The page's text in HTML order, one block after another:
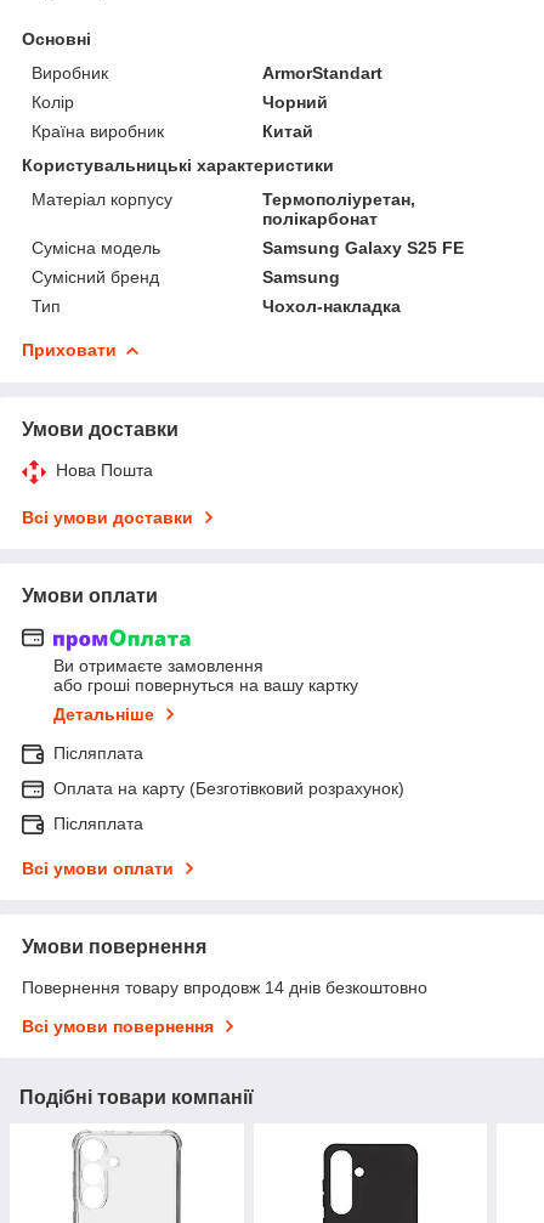
Основні
Виробник
ArmorStandart
Колір
Чорний
Країна виробник
Китай
Користувальницькі характеристики
Матеріал корпусу
Термополіуретан,
полікарбонат
Сумісна модель
Samsung Galaxy S25 FE
Сумісний бренд
Samsung
Тип
Чохол-накладка
Приховати
Умови доставки
Нова Пошта
Всі умови доставки
Умови оплати
Ви отримаєте замовлення
або гроші повернуться на вашу картку
Детальніше
Післяплата
Оплата на карту (Безготівковий розрахунок)
Післяплата
Всі умови оплати
Умови повернення
Повернення товару впродовж 14 днів безкоштовно
Всі умови повернення
Подібні товари компанії